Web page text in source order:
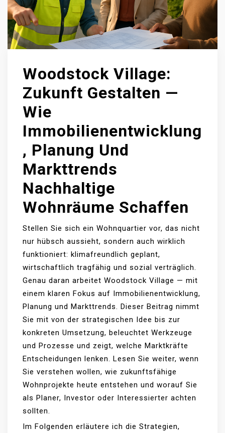
Woodstock Village:
Zukunft Gestalten —
Wie
Immobilienentwicklung
, Planung Und
Markttrends
Nachhaltige
Wohnräume Schaffen
Stellen Sie sich ein Wohnquartier vor, das nicht
nur hübsch aussieht, sondern auch wirklich
funktioniert: klimafreundlich geplant,
wirtschaftlich tragfähig und sozial verträglich.
Genau daran arbeitet Woodstock Village — mit
einem klaren Fokus auf Immobilienentwicklung,
Planung und Markttrends. Dieser Beitrag nimmt
Sie mit von der strategischen Idee bis zur
konkreten Umsetzung, beleuchtet Werkzeuge
und Prozesse und zeigt, welche Marktkräfte
Entscheidungen lenken. Lesen Sie weiter, wenn
Sie verstehen wollen, wie zukunftsfähige
Wohnprojekte heute entstehen und worauf Sie
als Planer, Investor oder Interessierter achten
sollten.
Im Folgenden erläutere ich die Strategien,